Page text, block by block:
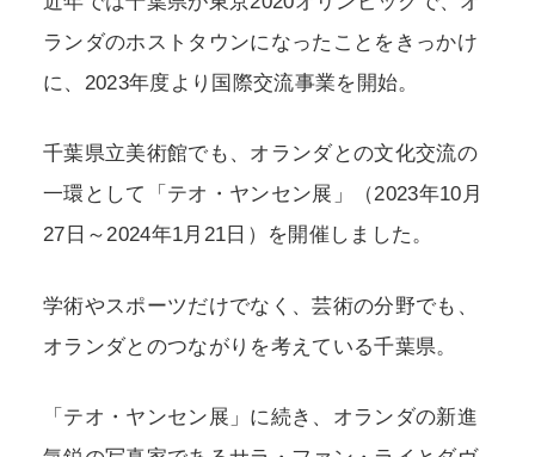
ランダのホストタウンになったことをきっかけ
に、2023年度より国際交流事業を開始。
千葉県立美術館でも、オランダとの文化交流の
一環として「テオ・ヤンセン展」（2023年10月
27日～2024年1月21日）を開催しました。
学術やスポーツだけでなく、芸術の分野でも、
オランダとのつながりを考えている千葉県。
「テオ・ヤンセン展」に続き、オランダの新進